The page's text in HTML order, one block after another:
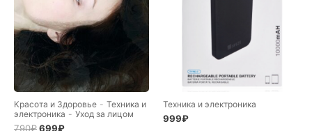
Красота и Здоровье - Техника и
электроника - Уход за лицом
790₽Первоначальная
699₽Текущая
Техника и электроника
999₽